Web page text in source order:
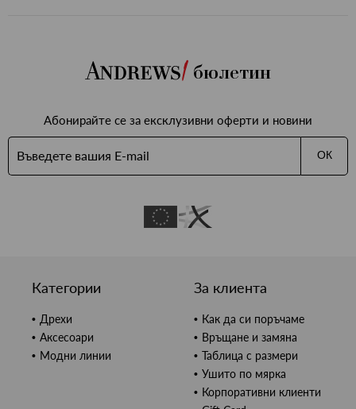
бюлетин
Абонирайте се за ексклузивни оферти и новини
ОК
Категории
Дрехи
Аксесоари
Модни линии
За клиента
Как да си поръчаме
Връщане и замяна
Таблица с размери
Ушито по мярка
Корпоративни клиенти